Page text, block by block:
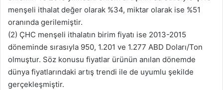
menşeli ithalat değer olarak %34, miktar olarak ise %51
oranında gerilemiştir.
(2) ÇHC menşeli ithalatın birim fiyatı ise 2013-2015
döneminde sırasıyla 950, 1.201 ve 1.277 ABD Doları/Ton
olmuştur. Söz konusu fiyatlar ürünün anılan dönemde
dünya fiyatlarındaki artış trendi ile de uyumlu şekilde
gerçekleşmiştir.